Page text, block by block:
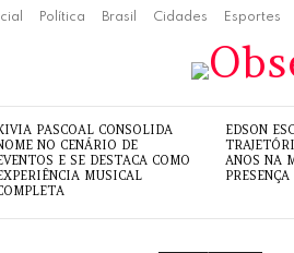
Política Brasil Cidades Esportes
PASCOAL CONSOLIDA
NO CENÁRIO DE
E SE DESTACA COMO
MUSICAL
EDSON
ANOS NA